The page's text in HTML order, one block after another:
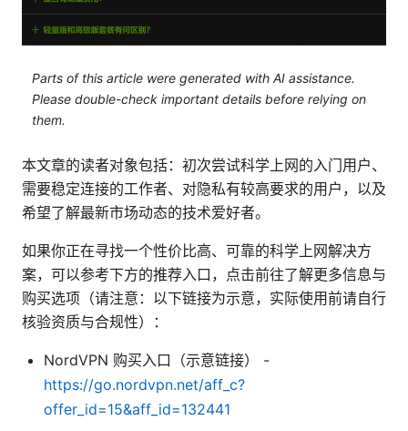
Parts of this article were generated with AI assistance.
Please double-check important details before relying on
them.
本文章的读者对象包括：初次尝试科学上网的入门用户、
需要稳定连接的工作者、对隐私有较高要求的用户，以及
希望了解最新市场动态的技术爱好者。
如果你正在寻找一个性价比高、可靠的科学上网解决方
案，可以参考下方的推荐入口，点击前往了解更多信息与
购买选项（请注意：以下链接为示意，实际使用前请自行
核验资质与合规性）：
NordVPN 购买入口（示意链接） -
https://go.nordvpn.net/aff_c?
offer_id=15&aff_id=132441